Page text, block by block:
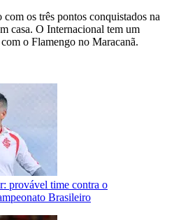
os três pontos conquistados na
casa. O Internacional tem um
o Flamengo no Maracanã.
provável time contra o
Brasileiro